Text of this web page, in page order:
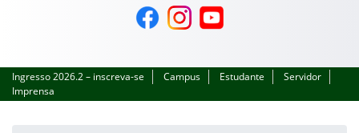
Página do Facebook
Perfil no Instagram
Canal no YouTube
Ingresso 2026.2 – inscreva-se Campus Estudante
Servidor
Imprensa